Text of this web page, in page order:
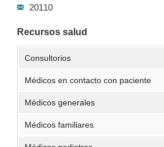
20110
Recursos salud
Consultorios
Médicos en contacto con paciente
Médicos generales
Médicos familiares